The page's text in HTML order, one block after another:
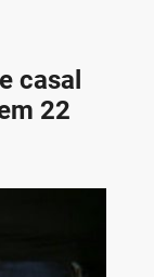
casal
22